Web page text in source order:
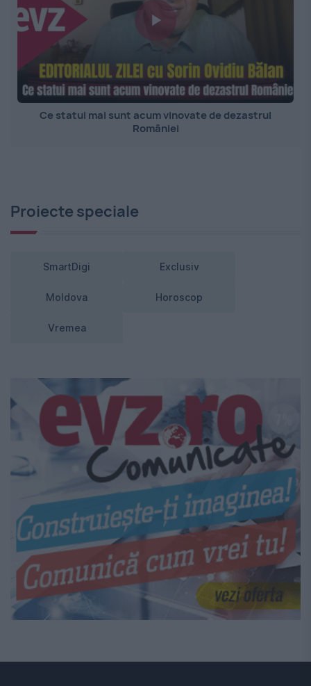
Ce statui mai sunt acum vinovate de dezastrul
României
Proiecte speciale
SmartDigi Exclusiv
Moldova Horoscop
Vremea